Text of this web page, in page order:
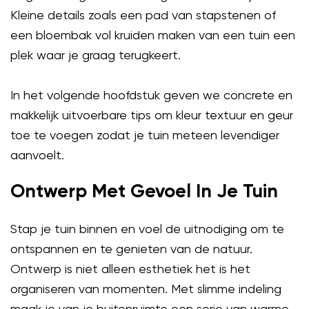
Kleine details zoals een pad van stapstenen of
een bloembak vol kruiden maken van een tuin een
plek waar je graag terugkeert.
In het volgende hoofdstuk geven we concrete en
makkelijk uitvoerbare tips om kleur textuur en geur
toe te voegen zodat je tuin meteen levendiger
aanvoelt.
Ontwerp Met Gevoel In Je Tuin
Stap je tuin binnen en voel de uitnodiging om te
ontspannen en te genieten van de natuur.
Ontwerp is niet alleen esthetiek het is het
organiseren van momenten. Met slimme indeling